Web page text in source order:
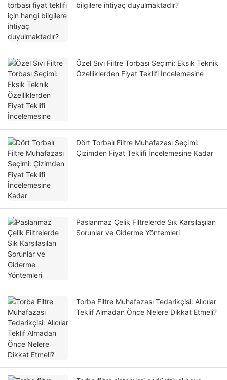
bilgilere ihtiyaç duyulmaktadır?
Özel Sıvı Filtre Torbası Seçimi: Eksik Teknik
Özelliklerden Fiyat Teklifi İncelemesine
Dört Torbalı Filtre Muhafazası Seçimi:
Çizimden Fiyat Teklifi İncelemesine Kadar
Paslanmaz Çelik Filtrelerde Sık Karşılaşılan
Sorunlar ve Giderme Yöntemleri
Torba Filtre Muhafazası Tedarikçisi: Alıcılar
Teklif Almadan Önce Nelere Dikkat Etmeli?